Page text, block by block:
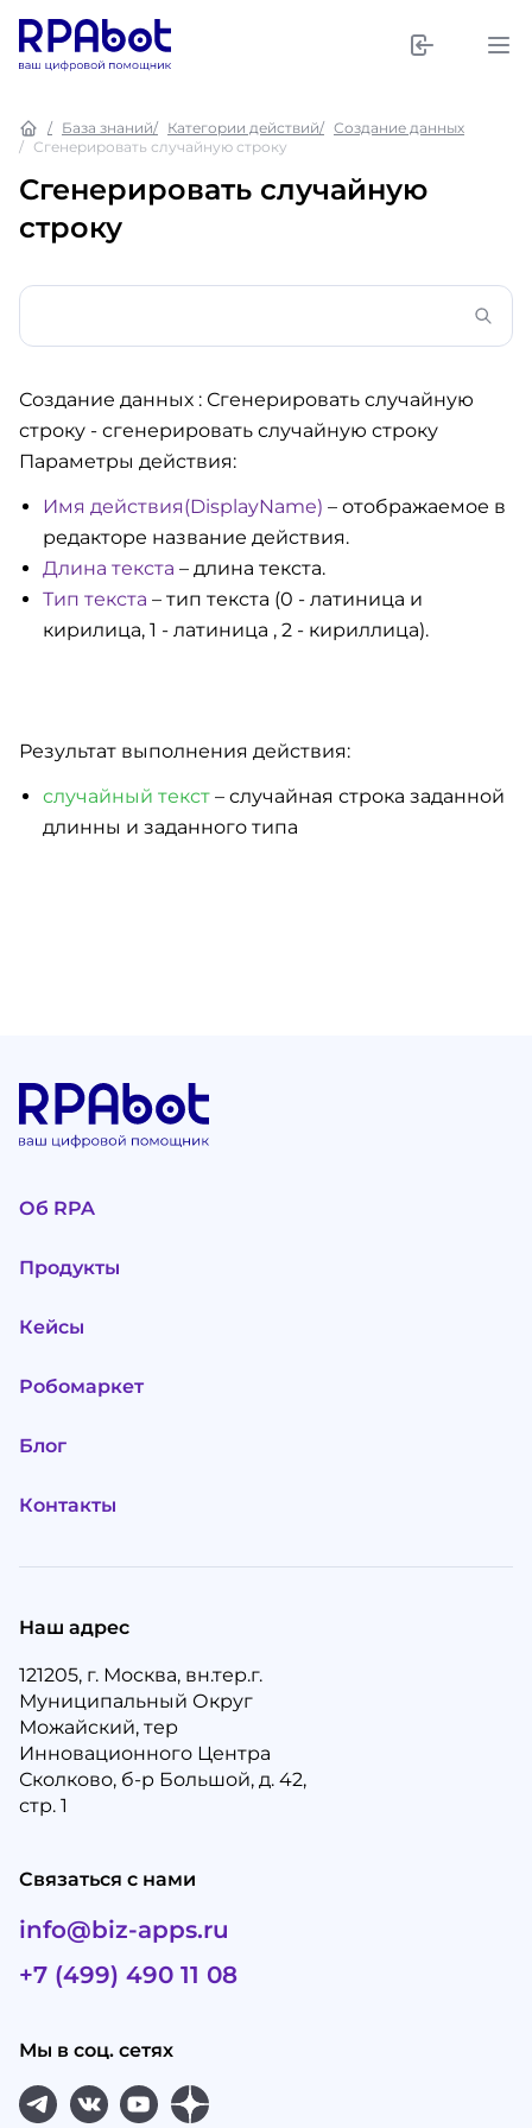
База знаний Категории действий
Создание данных
Сгенерировать случайную строку
Сгенерировать случайную
строку
Создание данных : Сгенерировать случайную
строку - сгенерировать случайную строку
Параметры действия:
Имя действия(DisplayName) – отображаемое в
редакторе название действия.
Длина текста – длина текста.
Тип текста – тип текста (0 - латиница и
кирилица, 1 - латиница , 2 - кириллица).
Результат выполнения действия:
случайный текст – случайная строка заданной
длинны и заданного типа
Об RPA
Продукты
Кейсы
Робомаркет
Блог
Контакты
Наш адрес
121205, г. Москва, вн.тер.г.
Муниципальный Округ
Можайский, тер
Инновационного Центра
Сколково, б-р Большой, д. 42,
стр. 1
Связаться с нами
info@biz-apps.ru
+7 (499) 490 11 08
Мы в соц. сетях